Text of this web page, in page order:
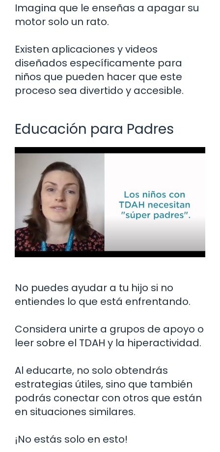
Imagina que le enseñas a apagar su
motor solo un rato.
Existen aplicaciones y videos
diseñados específicamente para
niños que pueden hacer que este
proceso sea divertido y accesible.
Educación para Padres
No puedes ayudar a tu hijo si no
entiendes lo que está enfrentando.
Considera unirte a grupos de apoyo o
leer sobre el TDAH y la hiperactividad.
Al educarte, no solo obtendrás
estrategias útiles, sino que también
podrás conectar con otros que están
en situaciones similares.
¡No estás solo en esto!